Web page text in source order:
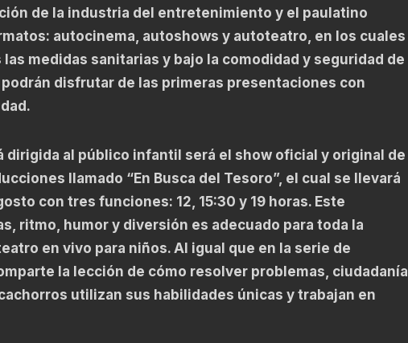
de la industria del entretenimiento y el paulatino
autocinema, autoshows y autoteatro, en los cuales
medidas sanitarias y bajo la comodidad y seguridad de
disfrutar de las primeras presentaciones con
dirigida al público infantil será el show oficial y original de
llamado “En Busca del Tesoro”, el cual se llevará
con tres funciones: 12, 15:30 y 19 horas. Este
ritmo, humor y diversión es adecuado para toda la
en vivo para niños. Al igual que en la serie de
la lección de cómo resolver problemas, ciudadanía
utilizan sus habilidades únicas y trabajan en